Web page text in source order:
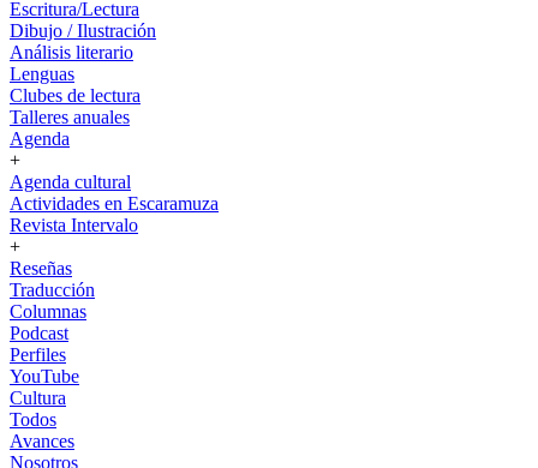
Escritura/Lectura
Dibujo / Ilustración
Análisis literario
Lenguas
Clubes de lectura
Talleres anuales
Agenda
+
Agenda cultural
Actividades en Escaramuza
Revista Intervalo
+
Reseñas
Traducción
Columnas
Podcast
Perfiles
YouTube
Cultura
Todos
Avances
Nosotros